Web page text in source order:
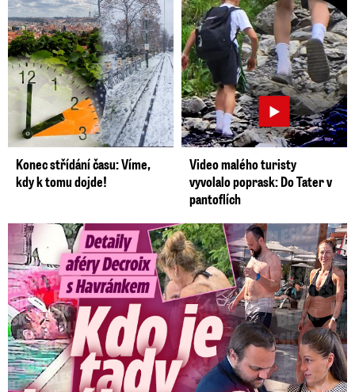
Konec střídání času: Víme,
kdy k tomu dojde!
Video malého turisty
vyvolalo poprask: Do Tater v
pantoflích
Detaily aféry Decroix s Havránkem: Kdo je tady královna?